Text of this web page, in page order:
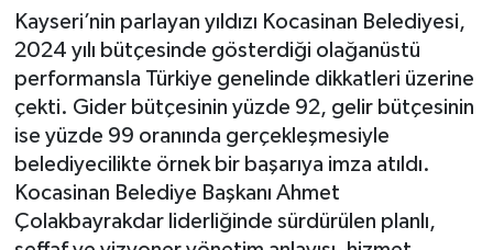
Kayseri’nin parlayan yıldızı Kocasinan Belediyesi,
2024 yılı bütçesinde gösterdiği olağanüstü
performansla Türkiye genelinde dikkatleri üzerine
çekti. Gider bütçesinin yüzde 92, gelir bütçesinin
ise yüzde 99 oranında gerçekleşmesiyle
belediyecilikte örnek bir başarıya imza atıldı.
Kocasinan Belediye Başkanı Ahmet
Çolakbayrakdar liderliğinde sürdürülen planlı,